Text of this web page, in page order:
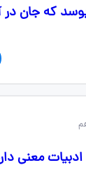
که جان در